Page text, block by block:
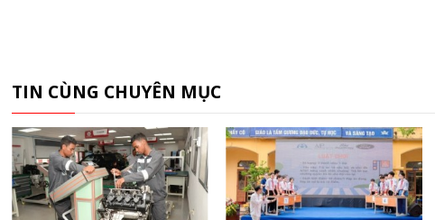
TIN CÙNG CHUYÊN MỤC